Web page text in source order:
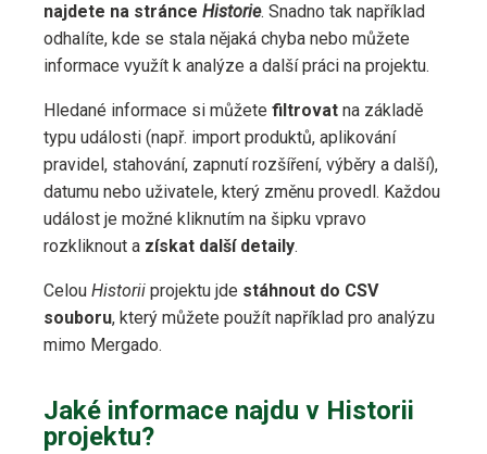
najdete na stránce Historie. Snadno tak například
odhalíte, kde se stala nějaká chyba nebo můžete
informace využít k analýze a další práci na projektu.
Hledané informace si můžete filtrovat na základě
typu události (např. import produktů, aplikování
pravidel, stahování, zapnutí rozšíření, výběry a další),
datumu nebo uživatele, který změnu provedl. Každou
událost je možné kliknutím na šipku vpravo
rozkliknout a získat další detaily.
Celou Historii projektu jde stáhnout do CSV
souboru, který můžete použít například pro analýzu
mimo Mergado.
Jaké informace najdu v Historii
projektu?